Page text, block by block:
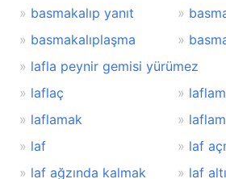
basmakalıp yanıt
basmakalıplaşma
lafla peynir gemisi yürümez
laflaç
laflamak
laf
laf
laf ağzında kalmak
laf